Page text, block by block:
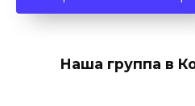
Наша группа в